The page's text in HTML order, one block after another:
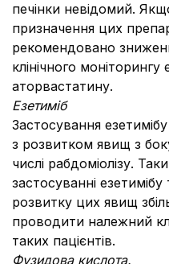
печінки невідомий.
призначення цих
рекомендовано
клінічного моніторингу
аторвастатину.
Езетиміб
Застосування
з розвитком явищ з
числі рабдоміолізу.
застосуванні
розвитку цих явищ
проводити належний
таких пацієнтів.
Фузидова кислота.